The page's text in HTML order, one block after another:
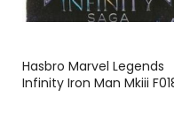
Hasbro Marvel Legends
Infinity Iron Man Mkiii